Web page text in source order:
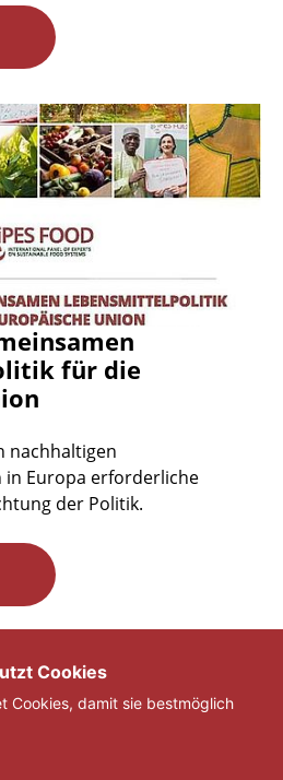
für die
nachhaltigen
in Europa erforderliche
der Politik.
29
Cookies
Cookies, damit sie bestmöglich